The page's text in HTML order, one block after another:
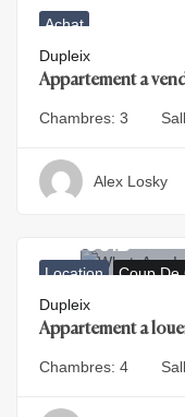
Achat
Dupleix
Appartement a
Chambres: 3
Alex Losky
Location Coup De
16.500₪
Dupleix
Appartement a
Chambres: 4